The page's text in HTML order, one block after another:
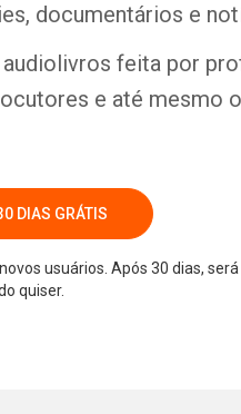
documentários e
feita por
e até mesmo
DIAS GRÁTIS
usuários. Após 30 dias,
quiser.